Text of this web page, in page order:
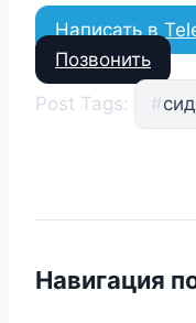
Написать в
Позвонить
Post Tags:
#
Навигация